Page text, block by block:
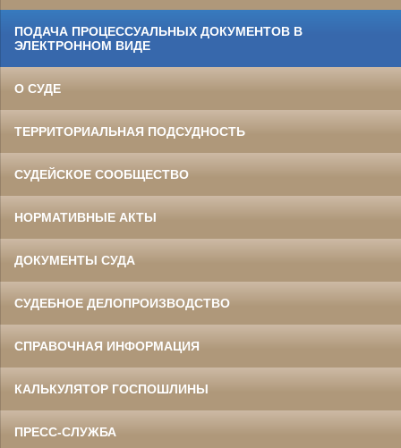
ПОДАЧА ПРОЦЕССУАЛЬНЫХ ДОКУМЕНТОВ В
ЭЛЕКТРОННОМ ВИДЕ
О СУДЕ
ТЕРРИТОРИАЛЬНАЯ ПОДСУДНОСТЬ
СУДЕЙСКОЕ СООБЩЕСТВО
НОРМАТИВНЫЕ АКТЫ
ДОКУМЕНТЫ СУДА
СУДЕБНОЕ ДЕЛОПРОИЗВОДСТВО
СПРАВОЧНАЯ ИНФОРМАЦИЯ
КАЛЬКУЛЯТОР ГОСПОШЛИНЫ
ПРЕСС-СЛУЖБА